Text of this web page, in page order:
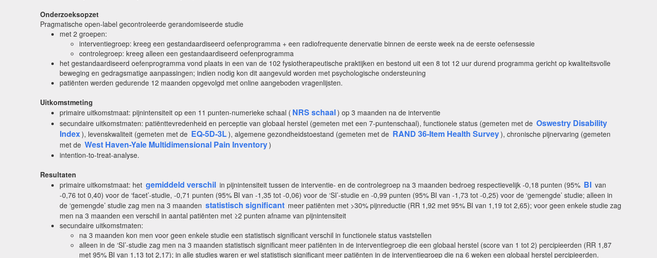
Onderzoeksopzet
Pragmatische open-label gecontroleerde gerandomiseerde studie
met 2 groepen:
interventiegroep: kreeg een gestandaardiseerd oefenprogramma + een radiofrequente denervatie binnen de eerste week na de eerste oefensessie
controlegroep: kreeg alleen een gestandaardiseerd oefenprogramma
het gestandaardiseerd oefenprogramma vond plaats in een van de 102 fysiotherapeutische praktijken en bestond uit een 8 tot 12 uur durend programma gericht op kwaliteitsvolle
beweging en gedragsmatige aanpassingen; indien nodig kon dit aangevuld worden met psychologische ondersteuning
patiënten werden gedurende 12 maanden opgevolgd met online aangeboden vragenlijsten.
Uitkomstmeting
primaire uitkomstmaat: pijnintensiteit op een 11 punten-numerieke schaal ( NRS schaal) op 3 maanden na de interventie
secundaire uitkomstmaten: patiënttevredenheid en perceptie van globaal herstel (gemeten met een 7-puntenschaal), functionele status (gemeten met de Oswestry Disability
Index), levenskwaliteit (gemeten met de EQ-5D-3L), algemene gezondheidstoestand (gemeten met de RAND 36-Item Health Survey), chronische pijnervaring (gemeten
met de West Haven-Yale Multidimensional Pain Inventory)
intention-to-treat-analyse.
Resultaten
primaire uitkomstmaat: het gemiddeld verschil in pijnintensiteit tussen de interventie- en de controlegroep na 3 maanden bedroeg respectievelijk -0,18 punten (95% BI van
-0,76 tot 0,40) voor de ‘facet’-studie, -0,71 punten (95% BI van -1,35 tot -0,06) voor de ‘SI’-studie en -0,99 punten (95% BI van -1,73 tot -0,25) voor de ‘gemengde’ studie; alleen in
de ‘gemengde’ studie zag men na 3 maanden statistisch significant meer patiënten met >30% pijnreductie (RR 1,92 met 95% BI van 1,19 tot 2,65); voor geen enkele studie zag
men na 3 maanden een verschil in aantal patiënten met ≥2 punten afname van pijnintensiteit
secundaire uitkomstmaten:
na 3 maanden kon men voor geen enkele studie een statistisch significant verschil in functionele status vaststellen
alleen in de ‘SI’-studie zag men na 3 maanden statistisch significant meer patiënten in de interventiegroep die een globaal herstel (score van 1 tot 2) percipieerden (RR 1,87
met 95% BI van 1,13 tot 2,17); in alle studies waren er wel statistisch significant meer patiënten in de interventiegroep die na 6 weken een globaal herstel percipieerden.